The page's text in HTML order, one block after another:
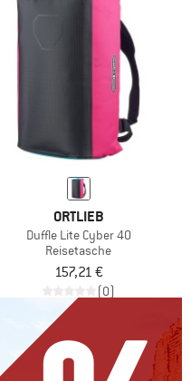
ORTLIEB
Duffle Lite Cyber 40
Reisetasche
157,21 €
(0)